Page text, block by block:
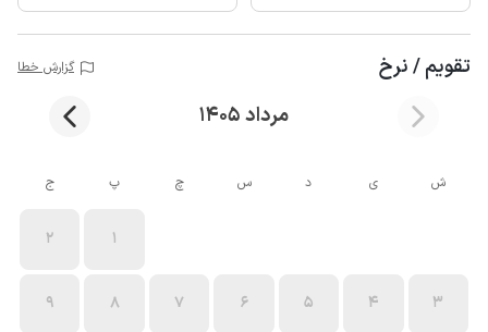
تقویم / نرخ گزارش خطا
مرداد 1405
ش ی د س چ پ ج
1
2
3
4
5
6
7
8
9